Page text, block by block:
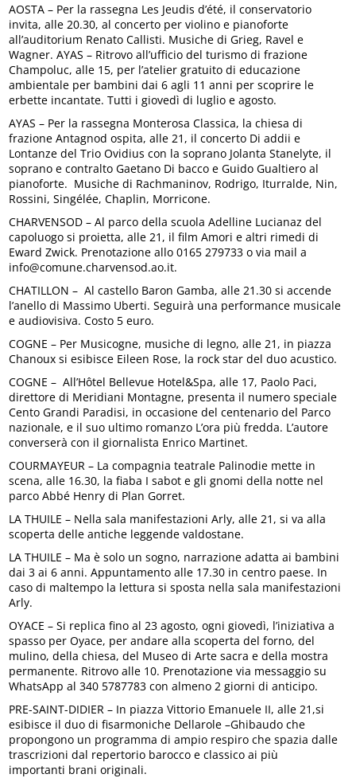
AOSTA – Per la rassegna Les Jeudis d’été, il conservatorio
invita, alle 20.30, al concerto per violino e pianoforte
all’auditorium Renato Callisti. Musiche di Grieg, Ravel e
Wagner. AYAS – Ritrovo all’ufficio del turismo di frazione
Champoluc, alle 15, per l’atelier gratuito di educazione
ambientale per bambini dai 6 agli 11 anni per scoprire le
erbette incantate. Tutti i giovedì di luglio e agosto.
AYAS – Per la rassegna Monterosa Classica, la chiesa di
frazione Antagnod ospita, alle 21, il concerto Di addii e
Lontanze del Trio Ovidius con la soprano Jolanta Stanelyte, il
soprano e contralto Gaetano Di bacco e Guido Gualtiero al
pianoforte. Musiche di Rachmaninov, Rodrigo, Iturralde, Nin,
Rossini, Singélée, Chaplin, Morricone.
CHARVENSOD – Al parco della scuola Adelline Lucianaz del
capoluogo si proietta, alle 21, il film Amori e altri rimedi di
Eward Zwick. Prenotazione allo 0165 279733 o via mail a
info@comune.charvensod.ao.it.
CHATILLON – Al castello Baron Gamba, alle 21.30 si accende
l’anello di Massimo Uberti. Seguirà una performance musicale
e audiovisiva. Costo 5 euro.
COGNE – Per Musicogne, musiche di legno, alle 21, in piazza
Chanoux si esibisce Eileen Rose, la rock star del duo acustico.
COGNE – All’Hôtel Bellevue Hotel&Spa, alle 17, Paolo Paci,
direttore di Meridiani Montagne, presenta il numero speciale
Cento Grandi Paradisi, in occasione del centenario del Parco
nazionale, e il suo ultimo romanzo L’ora più fredda. L’autore
converserà con il giornalista Enrico Martinet.
COURMAYEUR – La compagnia teatrale Palinodie mette in
scena, alle 16.30, la fiaba I sabot e gli gnomi della notte nel
parco Abbé Henry di Plan Gorret.
LA THUILE – Nella sala manifestazioni Arly, alle 21, si va alla
scoperta delle antiche leggende valdostane.
LA THUILE – Ma è solo un sogno, narrazione adatta ai bambini
dai 3 ai 6 anni. Appuntamento alle 17.30 in centro paese. In
caso di maltempo la lettura si sposta nella sala manifestazioni
Arly.
OYACE – Si replica fino al 23 agosto, ogni giovedì, l’iniziativa a
spasso per Oyace, per andare alla scoperta del forno, del
mulino, della chiesa, del Museo di Arte sacra e della mostra
permanente. Ritrovo alle 10. Prenotazione via messaggio su
WhatsApp al 340 5787783 con almeno 2 giorni di anticipo.
PRE-SAINT-DIDIER – In piazza Vittorio Emanuele II, alle 21,si
esibisce il duo di fisarmoniche Dellarole –Ghibaudo che
propongono un programma di ampio respiro che spazia dalle
trascrizioni dal repertorio barocco e classico ai più
importanti brani originali.